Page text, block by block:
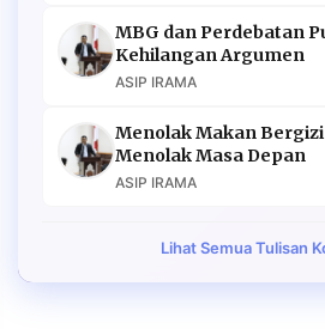
MBG dan Perdebatan
Kehilangan Argumen
ASIP IRAMA
Menolak Makan
Menolak Masa Depan
ASIP IRAMA
Lihat Semua Tulisan